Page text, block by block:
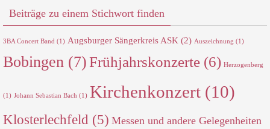
Beiträge zu einem Stichwort finden
3BA Concert Band (1) Augsburger Sängerkreis ASK (2) Auszeichnung (1)
Bobingen (7)Frühjahrskonzerte (6) Herzogenberg
(1) Johann Sebastian Bach (1) Kirchenkonzert (10)
Klosterlechfeld (5) Messen und andere Gelegenheiten